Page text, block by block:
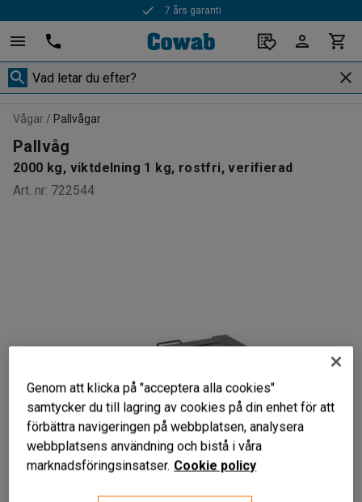
7 års garanti
Vågar Pallvågar
Pallvåg
2000 kg, viktdelning 1 kg, rostfri, verifierad
Art. nr: 722544
Genom att klicka på "acceptera alla cookies"
samtycker du till lagring av cookies på din enhet för att
förbättra navigeringen på webbplatsen, analysera
webbplatsens användning och bistå i våra
marknadsföringsinsatser. Cookie policy